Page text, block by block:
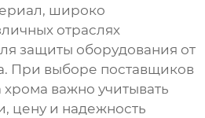
широко
отраслях
защиты оборудования от
При выборе поставщиков
хрома важно учитывать
цену и надежность